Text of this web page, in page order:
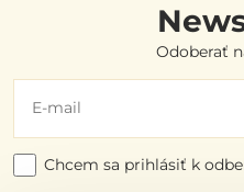
Odoberať
Chcem sa prihlásiť k